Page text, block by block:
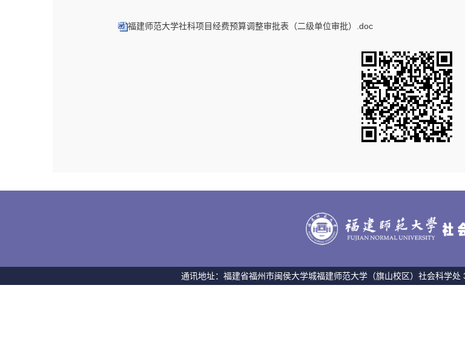
福建师范大学社科项目经费预算调整审批表（二级单位审批）.doc
通讯地址：福建省福州市闽侯大学城福建师范大学（旗山校区）社会科学